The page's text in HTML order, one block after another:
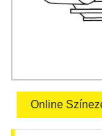
Online